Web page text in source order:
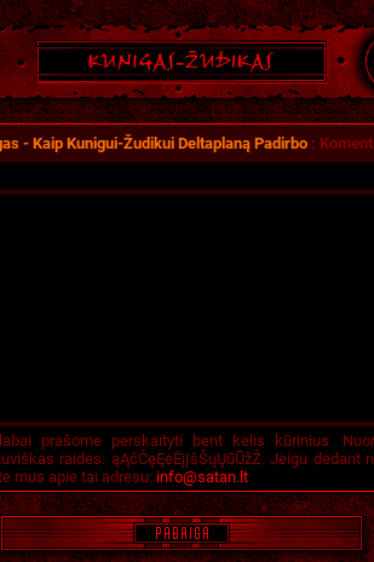
- Kaip Kunigui-Žudikui Deltaplaną Padirbo :
prašome perskaityti bent kelis kūrinius.
raides: ąĄčČęĘėĖįĮšŠųŲūŪžŽ. Jeigu dedant
mus apie tai adresu: info@satan.lt